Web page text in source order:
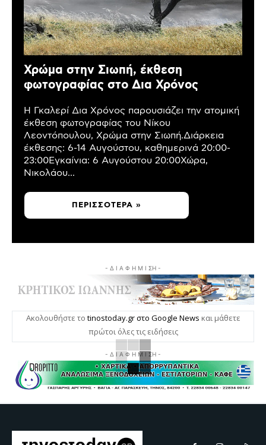
Χρώμα στην Σιωπή, έκθεση
φωτογραφίας στο Δια Χρόνος
Η Γκαλερί Δια Χρόνος παρουσιάζει την ατομική
έκθεση φωτογραφίας του Νίκου
Λεοντόπουλου, Χρώμα στην Σιωπή.Διάρκεια
έκθεσης: 6-14 Αυγούστου, καθημερινά 20:00-
23:00Εγκαίνια: 6 Αυγούστου 20:00Χώρα,
Νικολάου...
ΠΕΡΙΣΣΌΤΕΡΑ »
- Δ Ι Α Φ Η Μ Ι ΣΗ -
Ακολουθήστε το tinostoday.gr στο Google News και μάθετε
πρώτοι όλες τις ειδήσεις
- Δ Ι Α Φ Η Μ Ι ΣΗ -